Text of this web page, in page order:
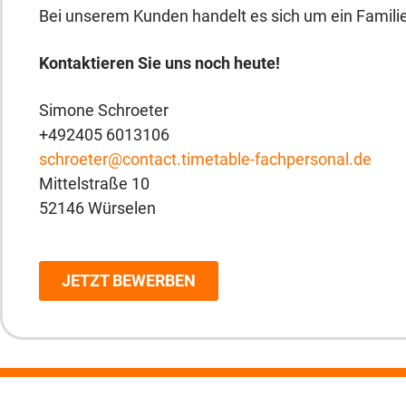
Bei unserem Kunden handelt es sich um ein
Kontaktieren Sie uns noch heute!
Simone Schroeter
+492405 6013106
schroeter@contact.timetable-fachpersonal.de
Mittelstraße 10
52146 Würselen
JETZT BEWERBEN